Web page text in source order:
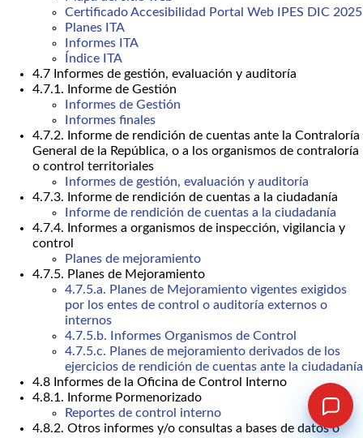
Certificado Accesibilidad Portal Web IPES DIC 2025
Planes ITA
Informes ITA
Índice ITA
4.7 Informes de gestión, evaluación y auditoría
4.7.1. Informe de Gestión
Informes de Gestión
Informes finales
4.7.2. Informe de rendición de cuentas ante la Contraloría
General de la República, o a los organismos de contraloría
o control territoriales
Informes de gestión, evaluación y auditoría
4.7.3. Informe de rendición de cuentas a la ciudadanía
Informe de rendición de cuentas a la ciudadanía
4.7.4. Informes a organismos de inspección, vigilancia y
control
Planes de mejoramiento
4.7.5. Planes de Mejoramiento
4.7.5.a. Planes de Mejoramiento vigentes exigidos
por los entes de control o auditoría externos o
internos
4.7.5.b. Informes Organismos de Control
4.7.5.c. Planes de mejoramiento derivados de los
ejercicios de rendición de cuentas ante la ciudadanía
4.8 Informes de la Oficina de Control Interno
4.8.1. Informe Pormenorizado
Reportes de control interno
4.8.2. Otros informes y/o consultas a bases de datos o